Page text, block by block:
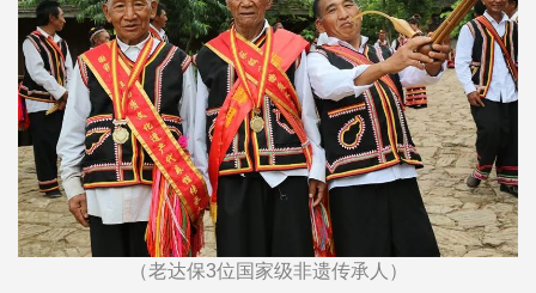
（老达保3位国家级非遗传承人）